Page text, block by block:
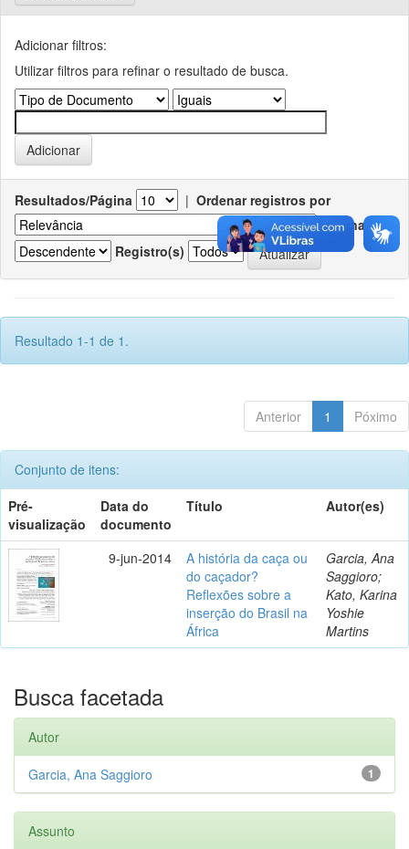
Adicionar filtros:
Utilizar filtros para refinar o resultado de busca.
Resultados/Página | Ordenar registros por
Ordenar
Registro(s)
Resultado 1-1 de 1.
Anterior 1 Póximo
Conjunto de itens:
Pré-
visualização
Data do
documento
Título Autor(es)
9-jun-2014
A história da caça ou
do caçador?
Reflexões sobre a
inserção do Brasil na
África
Garcia, Ana
Saggioro;
Kato, Karina
Yoshie
Martins
Busca facetada
Autor
1
Garcia, Ana Saggioro
Assunto